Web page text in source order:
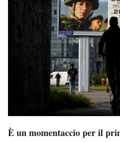
È un momentaccio per il